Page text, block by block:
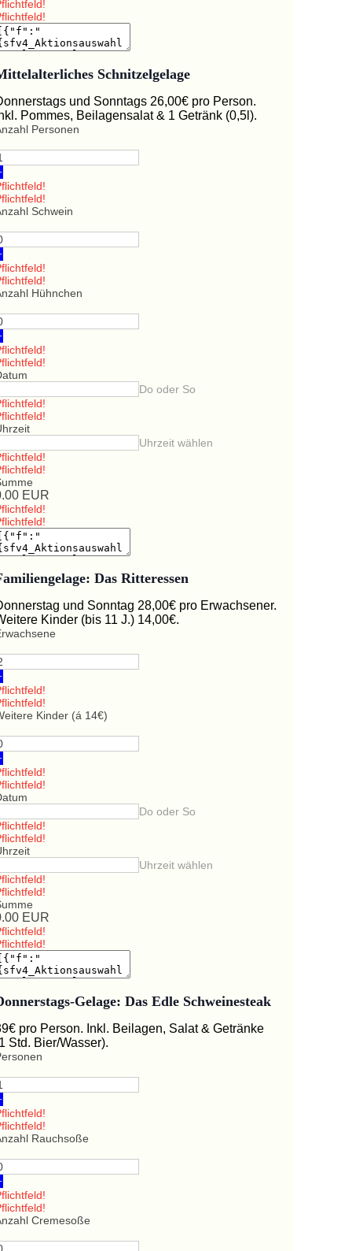
Schnitzelgelage
und Sonntags 26,00€ pro Person.
Pommes, Beilagensalat & 1 Getränk (0,5l).
Personen
Schwein
Hühnchen
Do oder So
Uhrzeit wählen
EUR
Das Ritteressen
und Sonntag 28,00€ pro Erwachsener.
Kinder (bis 11 J.) 14,00€.
Kinder (á 14€)
Do oder So
Uhrzeit wählen
EUR
Gelage: Das Edle Schweinesteak
pro Person. Inkl. Beilagen, Salat & Getränke
Std. Bier/Wasser).
Rauchsoße
Cremesoße